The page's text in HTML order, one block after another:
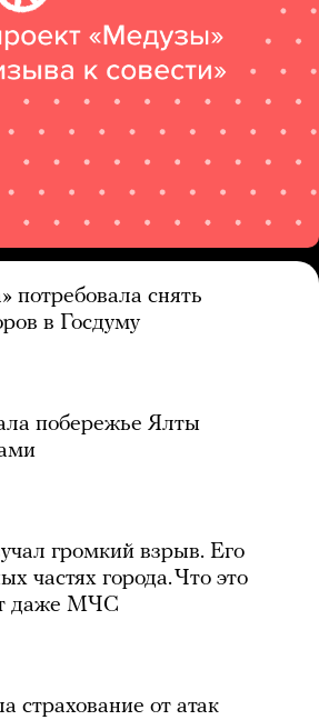
потребовала снять
в Госдуму
побережье Ялты
громкий взрыв. Его
частях города. Что это
даже МЧС
страхование от атак